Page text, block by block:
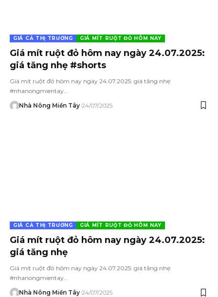
GIÁ CẢ THỊ TRƯỜNG GIÁ MÍT RUỘT ĐỎ HÔM NAY
Giá mít ruột đỏ hôm nay ngày 24.07.2025:
giá tăng nhẹ #shorts
Giá mít ruột đỏ hôm nay ngày 24.07.2025: giá tăng nhẹ
#nhanongmientay…
Nhà Nông Miền Tây 24/07/2025
GIÁ CẢ THỊ TRƯỜNG GIÁ MÍT RUỘT ĐỎ HÔM NAY
Giá mít ruột đỏ hôm nay ngày 24.07.2025:
giá tăng nhẹ
Giá mít ruột đỏ hôm nay ngày 24.07.2025: giá tăng nhẹ
#nhanongmientay…
Nhà Nông Miền Tây 24/07/2025